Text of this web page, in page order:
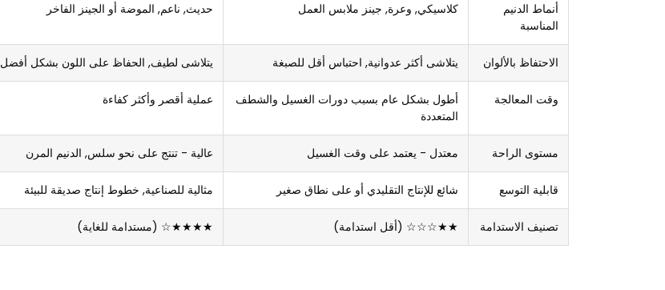
أنماط الدنيم
المناسبة
كلاسيكي, وعرة, جينز ملابس العمل حديث, ناعم, الموضة أو الجينز الفاخر
الاحتفاظ بالألوان يتلاشى أكثر عدوانية, احتباس أقل للصبغة يتلاشى لطيف, الحفاظ على اللون بشكل أفضل
وقت المعالجة
أطول بشكل عام بسبب دورات الغسيل والشطف
المتعددة
عملية أقصر وأكثر كفاءة
مستوى الراحة معتدل - يعتمد على وقت الغسيل عالية - تنتج على نحو سلس, الدنيم المرن
قابلية التوسع شائع للإنتاج التقليدي أو على نطاق صغير مثالية للصناعية, خطوط إنتاج صديقة للبيئة
تصنيف الاستدامة ★★☆☆☆ (أقل استدامة) ★★★★☆ (مستدامة للغاية)